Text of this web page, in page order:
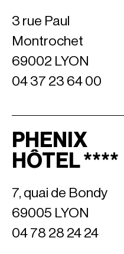
3 rue Paul
Montrochet
69002 LYON
04 37 23 64 00
PHENIX
HÔTEL ****
7, quai de Bondy
69005 LYON
04 78 28 24 24